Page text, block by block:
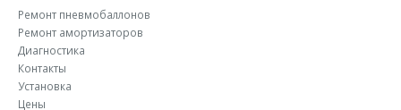
Ремонт пневмобаллонов
Ремонт амортизаторов
Диагностика
Контакты
Установка
Цены